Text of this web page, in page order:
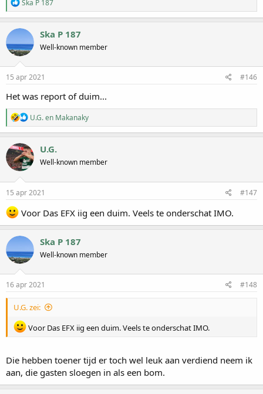
a
a
r
e
r
i
n
e
:
Ska P 187
Ska P 187
Well-known member
15 apr 2021 #146
Het was report of duim...
W
a
a
r
d
e
i
n
e
n
:
U.G.en Makanaky
U.G.
Well-known member
15 apr 2021 #147
Voor Das EFX iig een duim. Veels te onderschat IMO.
Ska P 187
Well-known member
16 apr 2021 #148
U.G. zei:
Voor Das EFX iig een duim. Veels te onderschat IMO.
Die hebben toener tijd er toch wel leuk aan verdiend neem ik
aan, die gasten sloegen in als een bom.